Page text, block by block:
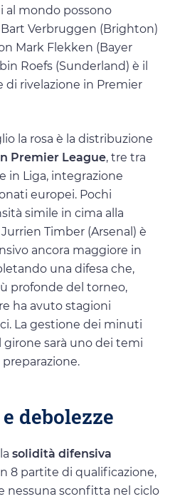
al mondo possono
Verbruggen (Brighton)
Mark Flekken (Bayer
Roefs (Sunderland) è il
di rivelazione in Premier
la rosa è la distribuzione
Premier League, tre tra
in Liga, integrazione
europei. Pochi
simile in cima alla
Timber (Arsenal) è
ancora maggiore in
una difesa che,
profonde del torneo,
ha avuto stagioni
La gestione dei minuti
sarà uno dei temi
debolezze
solidità difensiva
8 partite di qualificazione,
nessuna sconfitta nel ciclo